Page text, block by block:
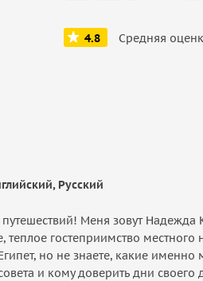
4.8
Русский
Меня зовут
гостеприимство
но не знаете, какие
совета и кому доверить дни